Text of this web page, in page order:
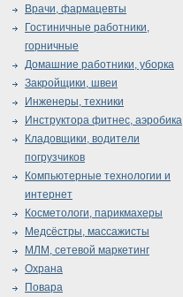
Врачи, фармацевты
Гостиничные работники,
горничные
Домашние работники, уборка
Закройщики, швеи
Инженеры, техники
Инструктора фитнес, аэробика
Кладовщики, водители
погрузчиков
Компьютерные технологии и
интернет
Косметологи, парикмахеры
Медсёстры, массажисты
МЛМ, сетевой маркетинг
Охрана
Повара